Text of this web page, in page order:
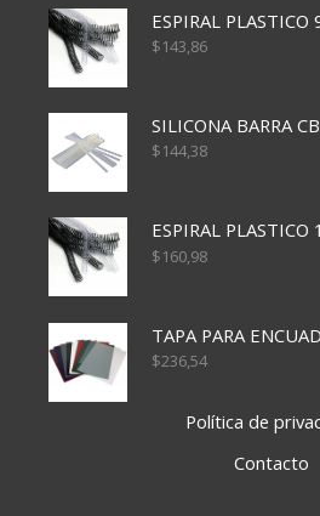
$143,86
$144,38
$160,98
$236,54
Política de
Contacto